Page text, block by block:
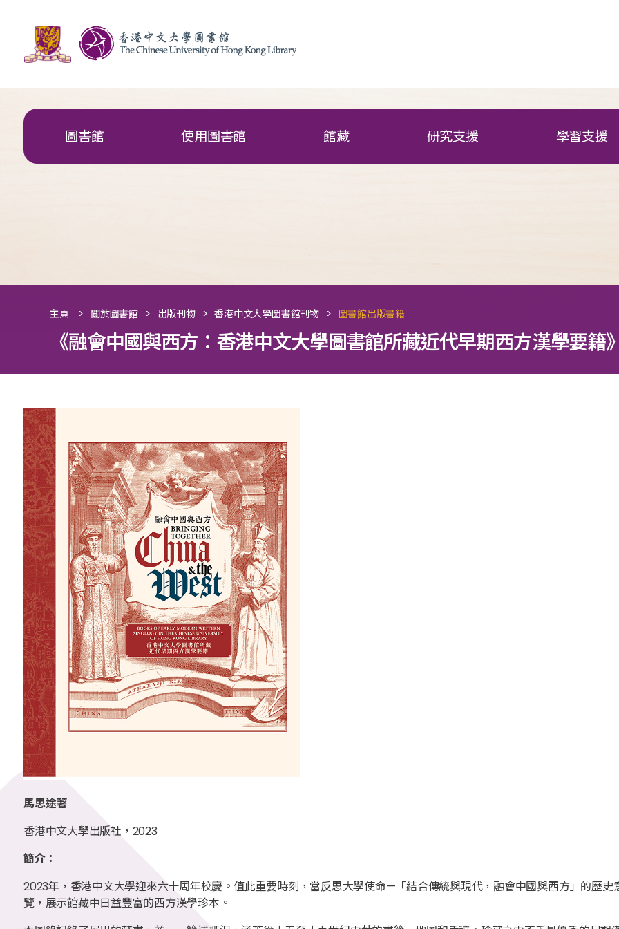
圖書館 使用圖書館 館藏 研究支援 學習支援
主頁 > 關於圖書館 > 出版刊物 > 香港中文大學圖書館刊物 > 圖書館出版書籍
《融會中國與西方：香港中文大學圖書館所藏近代早期西方漢學要籍
馬思途著
香港中文大學出版社，2023
簡介：
2023年，香港中文大學迎來六十周年校慶。值此重要時刻，當反思大學使命—「結合傳統與現代，融會中國與西方」的歷
覽，展示館藏中日益豐富的西方漢學珍本。